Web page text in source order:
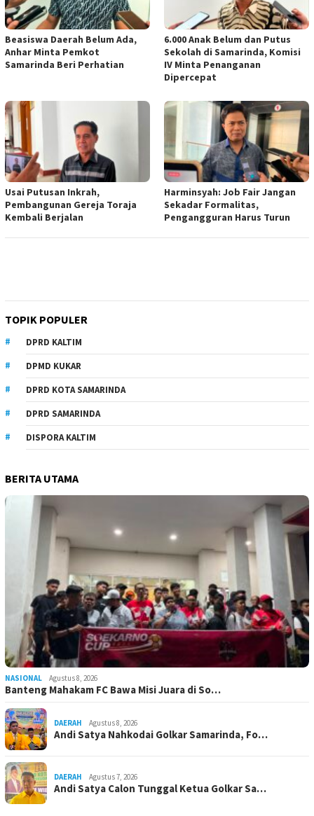
Beasiswa Daerah Belum Ada,
Anhar Minta Pemkot
Samarinda Beri Perhatian
6.000 Anak Belum dan Putus
Sekolah di Samarinda, Komisi
IV Minta Penanganan
Dipercepat
Usai Putusan Inkrah,
Pembangunan Gereja Toraja
Kembali Berjalan
Harminsyah: Job Fair Jangan
Sekadar Formalitas,
Pengangguran Harus Turun
TOPIK POPULER
DPRD KALTIM
DPMD KUKAR
DPRD KOTA SAMARINDA
DPRD SAMARINDA
DISPORA KALTIM
BERITA UTAMA
NASIONAL Agustus 8, 2026
Banteng Mahakam FC Bawa Misi Juara di So…
DAERAH Agustus 8, 2026
Andi Satya Nahkodai Golkar Samarinda, Fo…
DAERAH Agustus 7, 2026
Andi Satya Calon Tunggal Ketua Golkar Sa…